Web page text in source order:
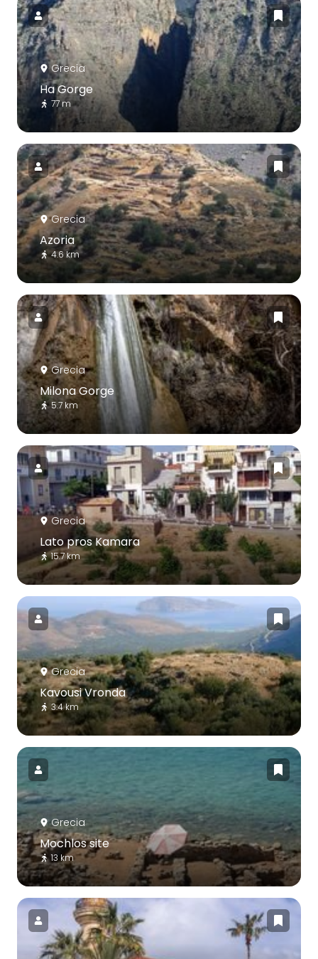
Grecia
Ha Gorge
77 m
Grecia
Azoria
4.6 km
Grecia
Milona Gorge
5.7 km
Grecia
Lato pros Kamara
15.7 km
Grecia
Kavousi Vronda
3.4 km
Grecia
Mochlos site
13 km